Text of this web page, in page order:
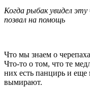
Когда рыбак увидел
позвал на помощь
Что мы знаем о
Что-то о том, что те
них есть панцирь и
вымирают.